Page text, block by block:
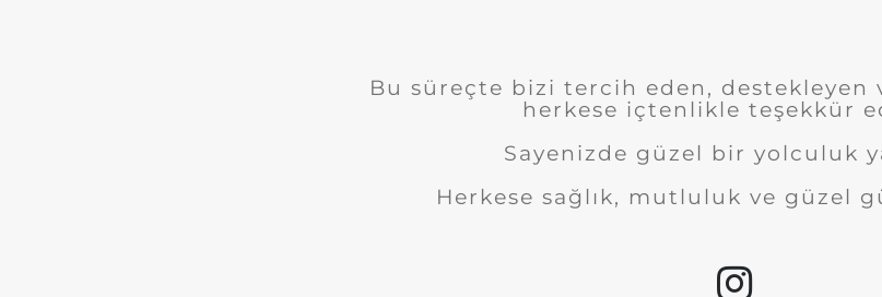
Bu süreçte bizi tercih eden, destekleyen
herkese içtenlikle teşekkür
Sayenizde güzel bir yolculuk
Herkese sağlık, mutluluk ve güzel